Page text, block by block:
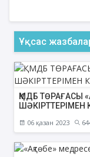
Ұқсас
ҚМДБ ТӨРАҒАСЫ
ШӘКІРТТЕРІМЕН
06 қазан 2023